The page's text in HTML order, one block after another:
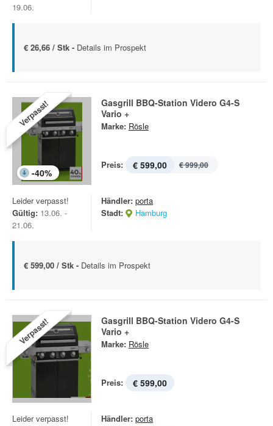
19.06.
€ 26,66 / Stk - Details im Prospekt
Verpasst!
-40%
Gasgrill BBQ-Station Videro G4-S
Vario +
Marke: Rösle
Preis: € 599,00 € 999,00
Leider verpasst!
Gültig: 13.06. -
21.06.
Händler: porta
Stadt:
Hamburg
€ 599,00 / Stk - Details im Prospekt
Verpasst!
Gasgrill BBQ-Station Videro G4-S
Vario +
Marke: Rösle
Preis: € 599,00
Leider verpasst!
Händler: porta